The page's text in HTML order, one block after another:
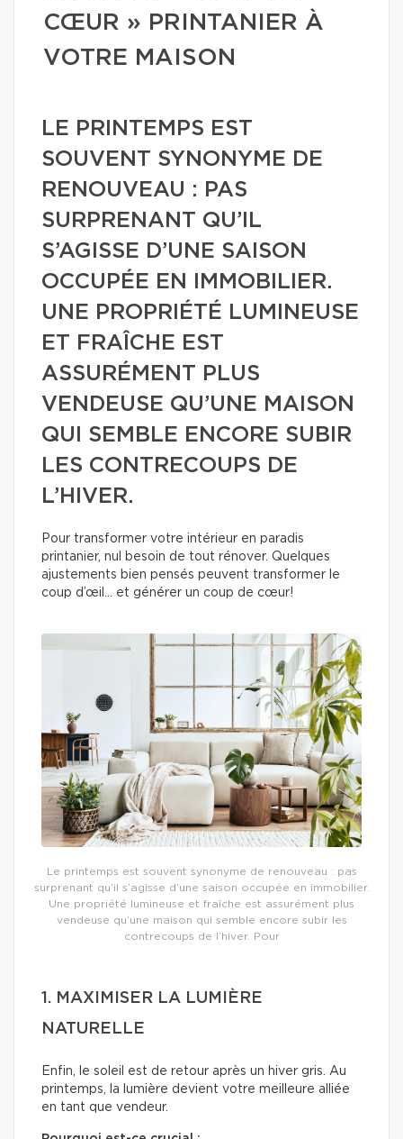
CŒUR » PRINTANIER À
VOTRE MAISON
LE PRINTEMPS EST
SOUVENT SYNONYME DE
RENOUVEAU : PAS
SURPRENANT QU’IL
S’AGISSE D’UNE SAISON
OCCUPÉE EN IMMOBILIER.
UNE PROPRIÉTÉ LUMINEUSE
ET FRAÎCHE EST
ASSURÉMENT PLUS
VENDEUSE QU’UNE MAISON
QUI SEMBLE ENCORE SUBIR
LES CONTRECOUPS DE
L’HIVER.
Pour transformer votre intérieur en paradis
printanier, nul besoin de tout rénover. Quelques
ajustements bien pensés peuvent transformer le
coup d’œil… et générer un coup de cœur!
Le printemps est souvent synonyme de renouveau : pas
surprenant qu’il s’agisse d’une saison occupée en immobilier.
Une propriété lumineuse et fraîche est assurément plus
vendeuse qu’une maison qui semble encore subir les
contrecoups de l’hiver. Pour
1. MAXIMISER LA LUMIÈRE
NATURELLE
Enfin, le soleil est de retour après un hiver gris. Au
printemps, la lumière devient votre meilleure alliée
en tant que vendeur.